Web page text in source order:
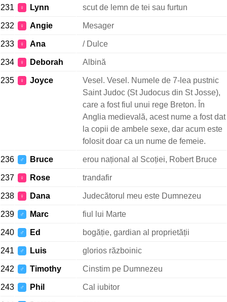
231 ♀ Lynn scut de lemn de tei sau furtun
232 ♀ Angie Mesager
233 ♀ Ana / Dulce
234 ♀ Deborah Albină
235 ♀ Joyce
Vesel. Vesel. Numele de 7-lea pustnic
Saint Judoc (St Judocus din St Josse),
care a fost fiul unui rege Breton. În
Anglia medievală, acest nume a fost dat
la copii de ambele sexe, dar acum este
folosit doar ca un nume de femeie.
236 ♂ Bruce erou național al Scoției, Robert Bruce
237 ♀ Rose trandafir
238 ♀ Dana Judecătorul meu este Dumnezeu
239 ♂ Marc fiul lui Marte
240 ♂ Ed bogăție, gardian al proprietății
241 ♂ Luis glorios războinic
242 ♂ Timothy Cinstim pe Dumnezeu
243 ♂ Phil Cal iubitor